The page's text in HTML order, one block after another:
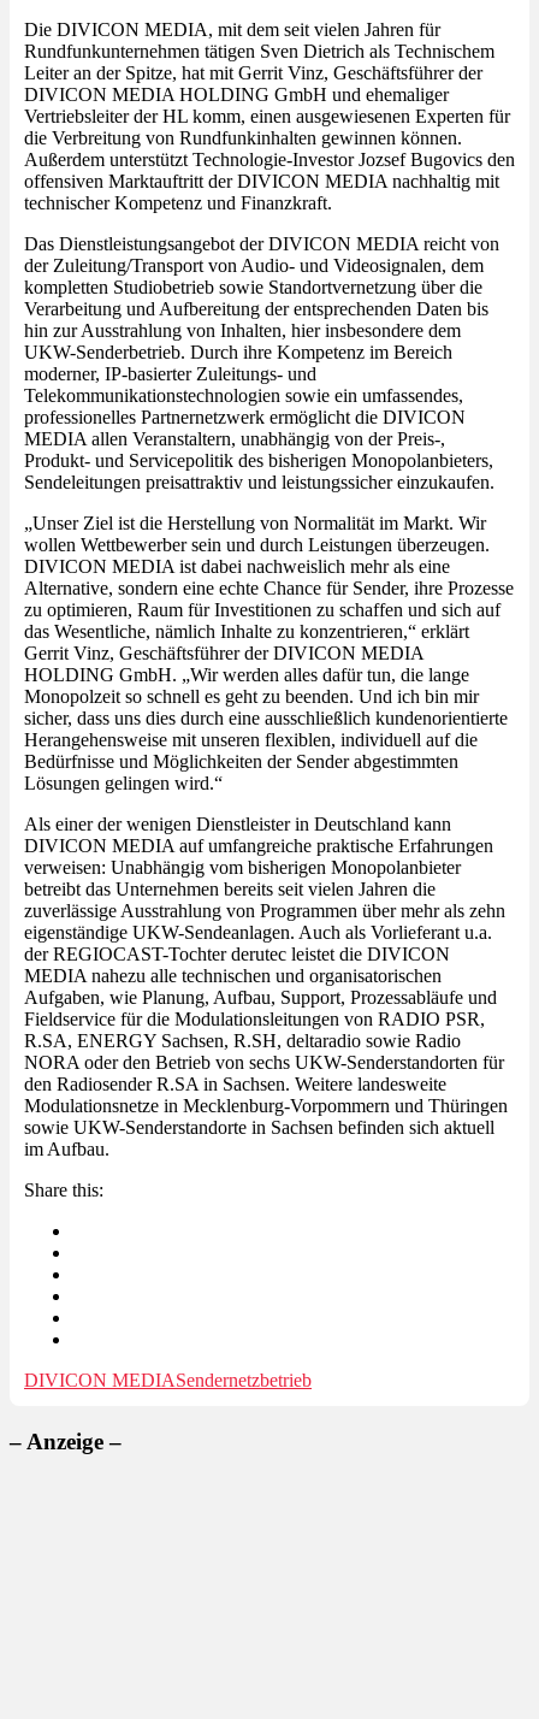
Die DIVICON MEDIA, mit dem seit vielen Jahren für
Rundfunkunternehmen tätigen Sven Dietrich als Technischem
Leiter an der Spitze, hat mit Gerrit Vinz, Geschäftsführer der
DIVICON MEDIA HOLDING GmbH und ehemaliger
Vertriebsleiter der HL komm, einen ausgewiesenen Experten für
die Verbreitung von Rundfunkinhalten gewinnen können.
Außerdem unterstützt Technologie-Investor Jozsef Bugovics den
offensiven Marktauftritt der DIVICON MEDIA nachhaltig mit
technischer Kompetenz und Finanzkraft.
Das Dienstleistungsangebot der DIVICON MEDIA reicht von
der Zuleitung/Transport von Audio- und Videosignalen, dem
kompletten Studiobetrieb sowie Standortvernetzung über die
Verarbeitung und Aufbereitung der entsprechenden Daten bis
hin zur Ausstrahlung von Inhalten, hier insbesondere dem
UKW-Senderbetrieb. Durch ihre Kompetenz im Bereich
moderner, IP-basierter Zuleitungs- und
Telekommunikationstechnologien sowie ein umfassendes,
professionelles Partnernetzwerk ermöglicht die DIVICON
MEDIA allen Veranstaltern, unabhängig von der Preis-,
Produkt- und Servicepolitik des bisherigen Monopolanbieters,
Sendeleitungen preisattraktiv und leistungssicher einzukaufen.
„Unser Ziel ist die Herstellung von Normalität im Markt. Wir
wollen Wettbewerber sein und durch Leistungen überzeugen.
DIVICON MEDIA ist dabei nachweislich mehr als eine
Alternative, sondern eine echte Chance für Sender, ihre Prozesse
zu optimieren, Raum für Investitionen zu schaffen und sich auf
das Wesentliche, nämlich Inhalte zu konzentrieren,“ erklärt
Gerrit Vinz, Geschäftsführer der DIVICON MEDIA
HOLDING GmbH. „Wir werden alles dafür tun, die lange
Monopolzeit so schnell es geht zu beenden. Und ich bin mir
sicher, dass uns dies durch eine ausschließlich kundenorientierte
Herangehensweise mit unseren flexiblen, individuell auf die
Bedürfnisse und Möglichkeiten der Sender abgestimmten
Lösungen gelingen wird.“
Als einer der wenigen Dienstleister in Deutschland kann
DIVICON MEDIA auf umfangreiche praktische Erfahrungen
verweisen: Unabhängig vom bisherigen Monopolanbieter
betreibt das Unternehmen bereits seit vielen Jahren die
zuverlässige Ausstrahlung von Programmen über mehr als zehn
eigenständige UKW-Sendeanlagen. Auch als Vorlieferant u.a.
der REGIOCAST-Tochter derutec leistet die DIVICON
MEDIA nahezu alle technischen und organisatorischen
Aufgaben, wie Planung, Aufbau, Support, Prozessabläufe und
Fieldservice für die Modulationsleitungen von RADIO PSR,
R.SA, ENERGY Sachsen, R.SH, deltaradio sowie Radio
NORA oder den Betrieb von sechs UKW-Senderstandorten für
den Radiosender R.SA in Sachsen. Weitere landesweite
Modulationsnetze in Mecklenburg-Vorpommern und Thüringen
sowie UKW-Senderstandorte in Sachsen befinden sich aktuell
im Aufbau.
Share this:
DIVICON MEDIASendernetzbetrieb
– Anzeige –